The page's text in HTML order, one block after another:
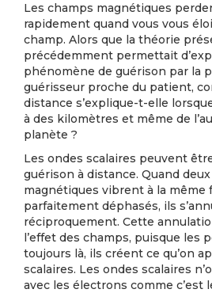
Les champs magnétiques
rapidement quand vous vous
champ. Alors que la théorie
précédemment permettait
phénomène de guérison par la
guérisseur proche du patient,
distance s’explique-t-elle
à des kilomètres et même de
planète ?
Les ondes scalaires peuvent
guérison à distance. Quand
magnétiques vibrent à la même
parfaitement déphasés, ils
réciproquement. Cette
l’effet des champs, puisque les
toujours là, ils créent ce qu’on
scalaires. Les ondes scalaires
avec les électrons comme c’est